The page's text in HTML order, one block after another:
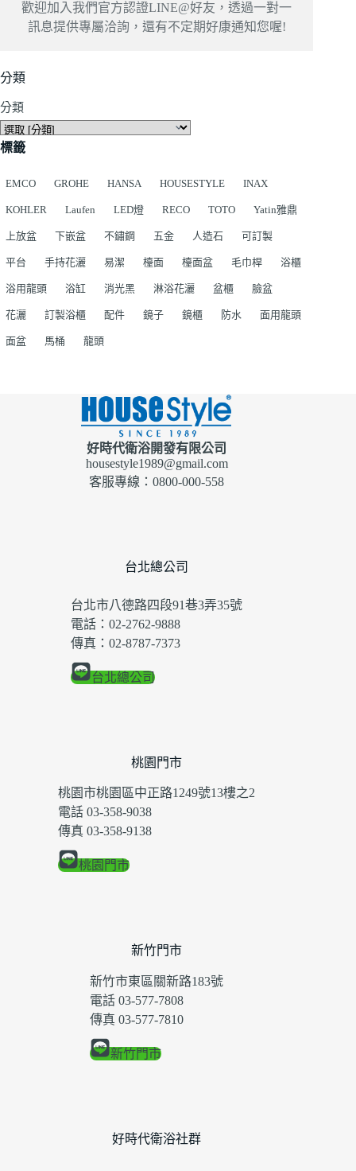
歡迎加入我們官方認證LINE@好友，透過一對一
訊息提供專屬洽詢，還有不定期好康通知您喔!
分類
分類
標籤
EMCO GROHE HANSA HOUSESTYLE INAX
KOHLER Laufen LED燈 RECO TOTO Yatin雅鼎
上放盆 下嵌盆 不鏽鋼 五金 人造石 可訂製
平台 手持花灑 易潔 檯面 檯面盆 毛巾桿 浴櫃
浴用龍頭 浴缸 消光黑 淋浴花灑 盆櫃 臉盆
花灑 訂製浴櫃 配件 鏡子 鏡櫃 防水 面用龍頭
面盆 馬桶 龍頭
好時代衛浴開發有限公司
housestyle1989@gmail.com
客服專線：0800-000-558
台北總公司
台北市八德路四段91巷3弄35號
電話：02-2762-9888
傳真：02-8787-7373
台北總公司
桃園門市
桃園市桃園區中正路1249號13樓之2
電話 03-358-9038
傳真 03-358-9138
桃園門市
新竹門市
新竹市東區關新路183號
電話 03-577-7808
傳真 03-577-7810
新竹門市
好時代衛浴社群